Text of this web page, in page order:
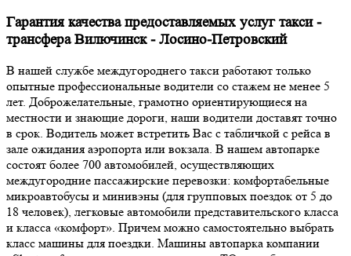
Гарантия качества предоставляемых услуг такси -
трансфера Вилючинск - Лосино-Петровский
В нашей службе междугороднего такси работают только
опытные профессиональные водители со стажем не менее 5
лет. Доброжелательные, грамотно ориентирующиеся на
местности и знающие дороги, наши водители доставят точно
в срок. Водитель может встретить Вас с табличкой с рейса в
зале ожидания аэропорта или вокзала. В нашем автопарке
состоят более 700 автомобилей, осуществляющих
междугородние пассажирские перевозки: комфортабельные
микроавтобусы и минивэны (для групповых поездок от 5 до
18 человек), легковые автомобили представительского класса
и класса «комфорт». Причем можно самостоятельно выбрать
класс машины для поездки. Машины автопарка компании